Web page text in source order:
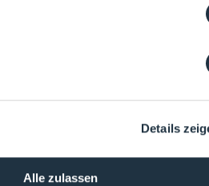
Details
Alle zulassen